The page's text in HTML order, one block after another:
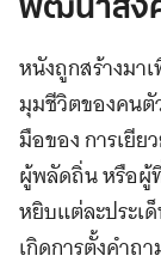
พัฒนาสังค
หนังถูกสร้างมา
มุมชีวิตของคนตั
มือของ การเยีย
ผู้พลัดถิ่น หรือผู้
หยิบแต่ละประเ
เกิดการตั้งคําถ